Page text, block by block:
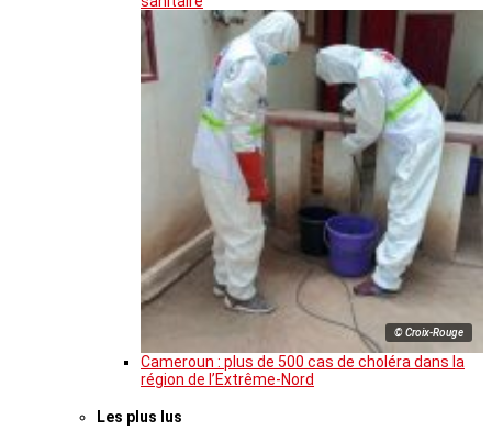
© Croix-Rouge
Cameroun : plus de 500 cas de choléra dans la
région de l’Extrême-Nord
Les plus lus